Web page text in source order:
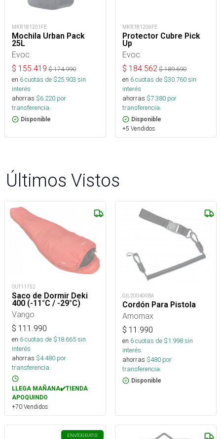
MKR181201FE
Mochila Urban Pack
25L
Evoc
$ 155.419 $174.990
en 6cuotas de $25.903 sin
interés
ahorras $6.220 por
transferencia.
Disponible
MKR181206FE
Protector Cubre Pick
Up
Evoc
$ 184.562 $189.690
en 6cuotas de $30.760sin
interés
ahorras $7.380 por
transferencia.
Disponible
+5 Vendidos
Últimos Vistos
OUT11752
Saco de Dormir Deki
400 (-11°C / -29°C)
Vango
$ 111.990
en 6cuotas de $18.665sin
interés
ahorras $4.480 por
transferencia.
LLEGA MAÑANA✔️TIENDA
APOQUINDO
+70 Vendidos
GIL200409BA
Cordón Para Pistola
Amomax
$ 11.990
en 6cuotas de $1.998sin
interés
ahorras $480 por
transferencia.
Disponible
ENVÍOGRATIS